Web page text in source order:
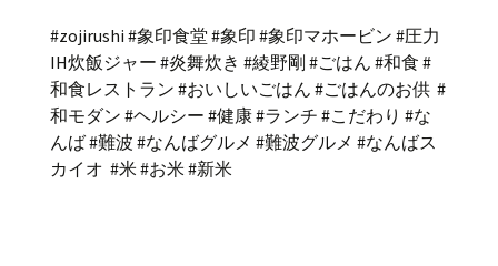
#zojirushi #象印食堂 #象印 #象印マホービン #圧力
IH炊飯ジャー #炎舞炊き #綾野剛 #ごはん #和食 #
和食レストラン #おいしいごはん #ごはんのお供 #
和モダン #ヘルシー #健康 #ランチ #こだわり #な
んば #難波 #なんばグルメ #難波グルメ #なんばス
カイオ #米 #お米 #新米